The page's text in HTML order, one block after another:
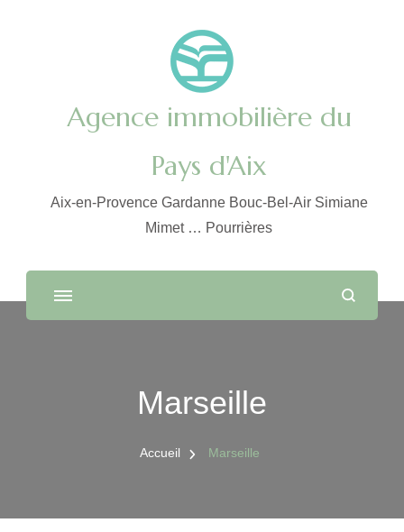
Agence immobilière du
Pays d'Aix
Aix-en-Provence Gardanne Bouc-Bel-Air Simiane
Mimet … Pourrières
Marseille
Accueil Marseille